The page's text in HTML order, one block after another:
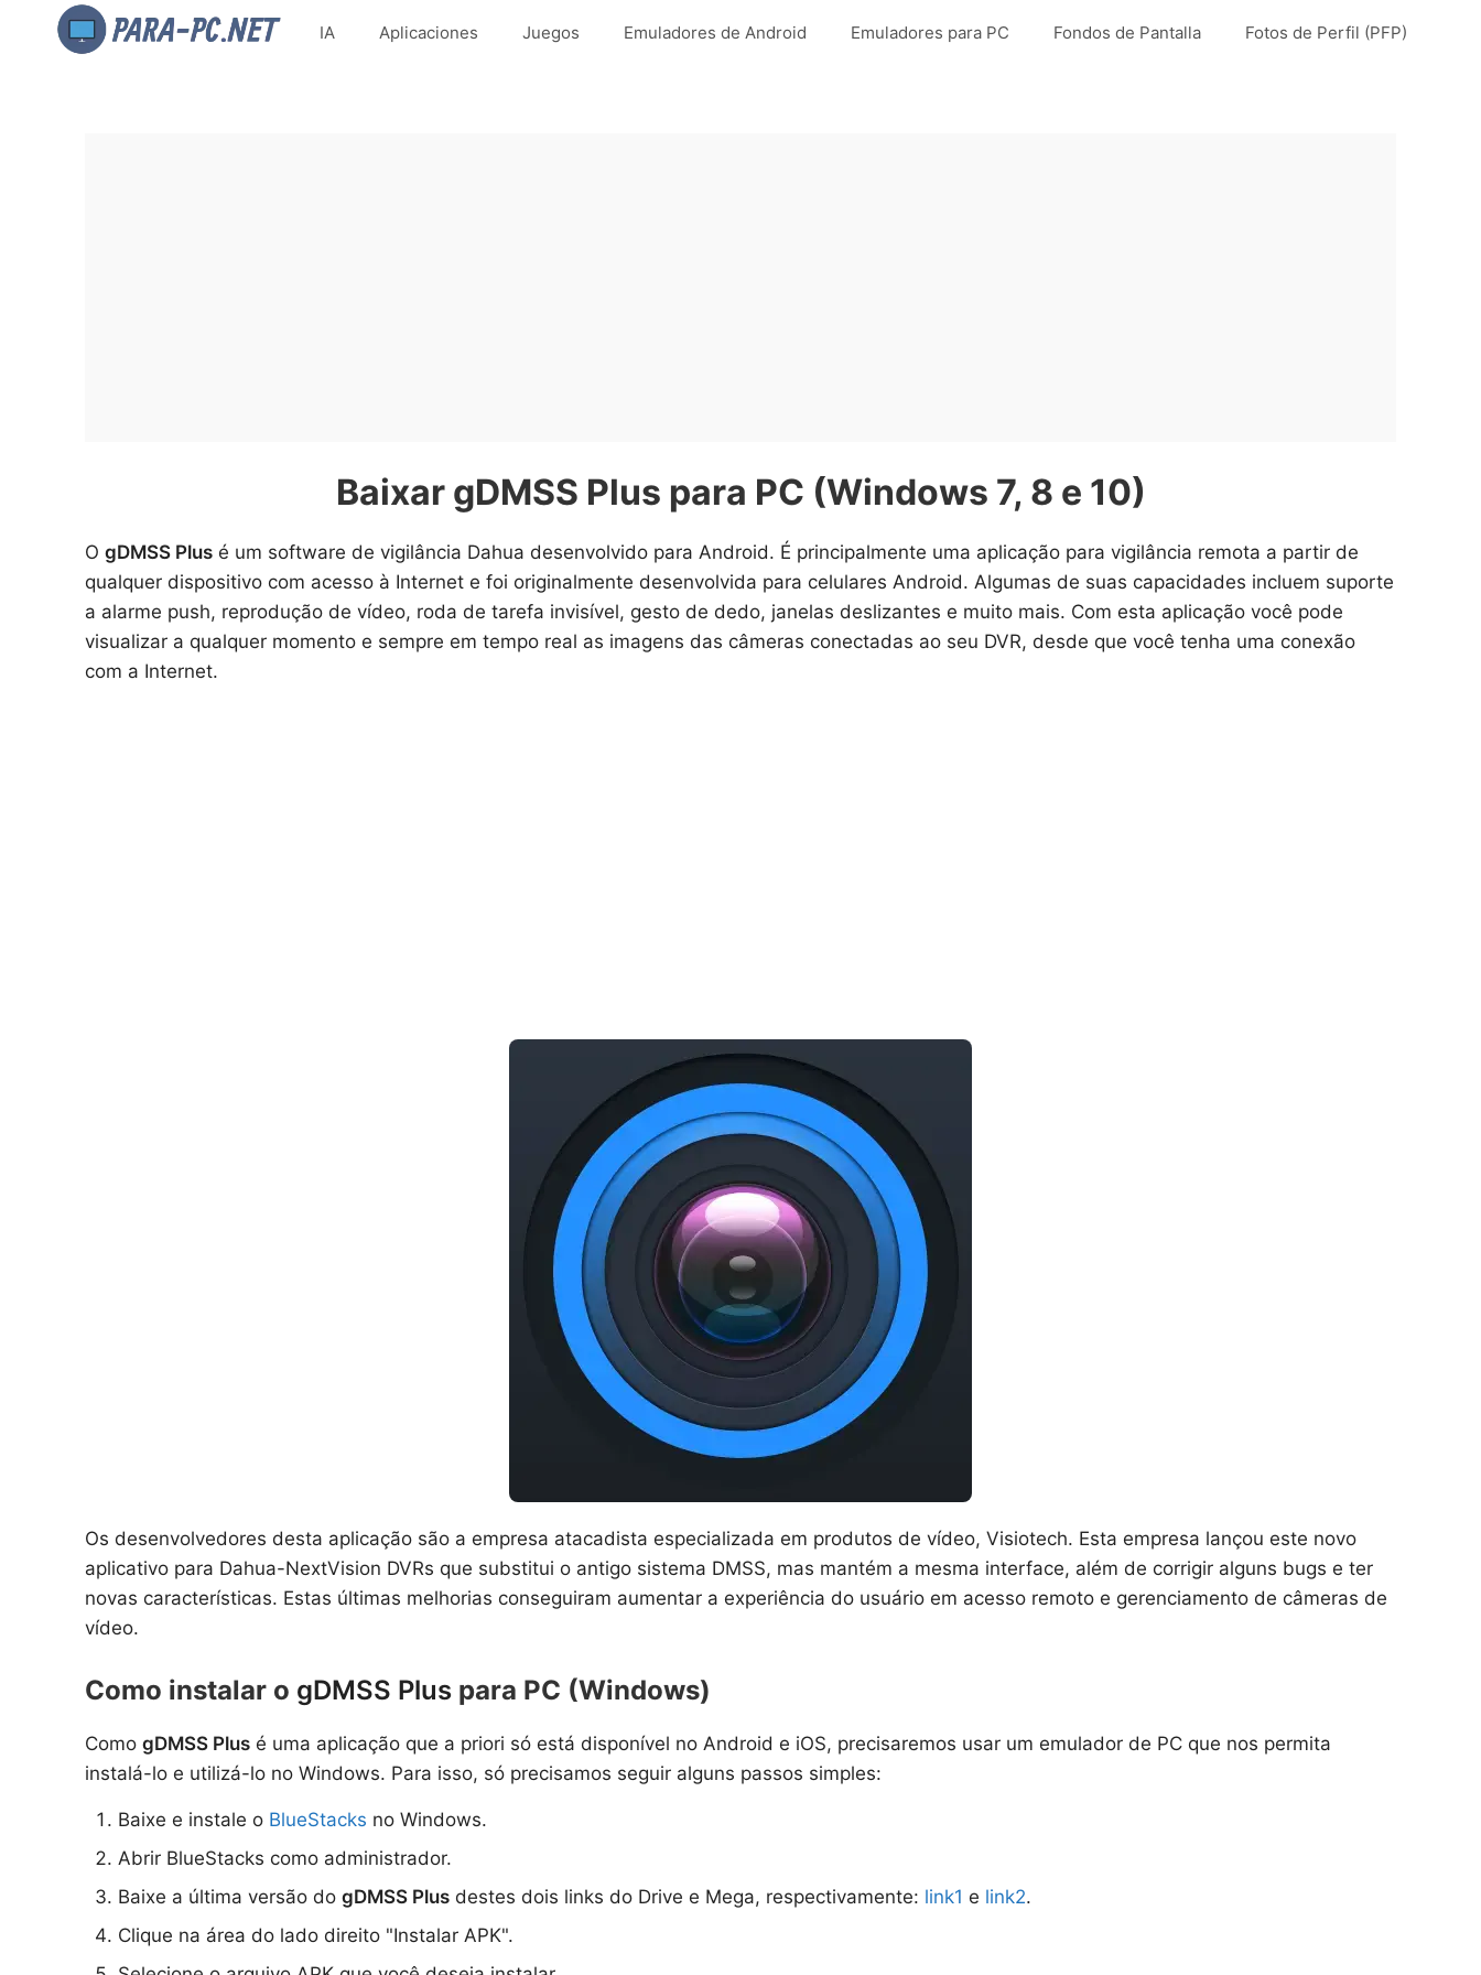
IA Aplicaciones Juegos Emuladores de Android Emuladores para PC Fondos de Pantalla Fotos de Perfil (PFP)
Baixar gDMSS Plus para PC (Windows 7, 8 e 10)
O gDMSS Plus é um software de vigilância Dahua desenvolvido para Android. É principalmente uma aplicação para vigilância remota a partir de
qualquer dispositivo com acesso à Internet e foi originalmente desenvolvida para celulares Android. Algumas de suas capacidades incluem suporte
a alarme push, reprodução de vídeo, roda de tarefa invisível, gesto de dedo, janelas deslizantes e muito mais. Com esta aplicação você pode
visualizar a qualquer momento e sempre em tempo real as imagens das câmeras conectadas ao seu DVR, desde que você tenha uma conexão
com a Internet.
Os desenvolvedores desta aplicação são a empresa atacadista especializada em produtos de vídeo, Visiotech. Esta empresa lançou este novo
aplicativo para Dahua-NextVision DVRs que substitui o antigo sistema DMSS, mas mantém a mesma interface, além de corrigir alguns bugs e ter
novas características. Estas últimas melhorias conseguiram aumentar a experiência do usuário em acesso remoto e gerenciamento de câmeras de
vídeo.
Como instalar o gDMSS Plus para PC (Windows)
Como gDMSS Plus é uma aplicação que a priori só está disponível no Android e iOS, precisaremos usar um emulador de PC que nos permita
instalá-lo e utilizá-lo no Windows. Para isso, só precisamos seguir alguns passos simples:
Baixe e instale o BlueStacks no Windows.
Abrir BlueStacks como administrador.
Baixe a última versão do gDMSS Plus destes dois links do Drive e Mega, respectivamente: link1 e link2.
Clique na área do lado direito "Instalar APK".